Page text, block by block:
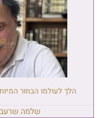
הלך לעולמו הבחור
שלמה